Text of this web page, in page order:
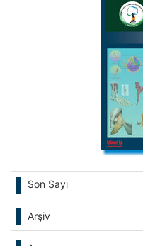
Son Sayı
Arşiv